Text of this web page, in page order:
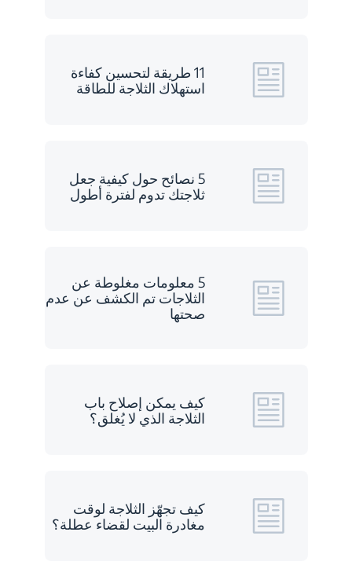
11 طريقة لتحسين كفاءة
استهلاك الثلاجة للطاقة
5 نصائح حول كيفية جعل
ثلاجتك تدوم لفترة أطول
5 معلومات مغلوطة عن
الثلاجات تم الكشف عن عدم
صحتها
كيف يمكن إصلاح باب
الثلاجة الذي لا يُغلق؟
كيف تجهّز الثلاجة لوقت
مغادرة البيت لقضاء عطلة؟